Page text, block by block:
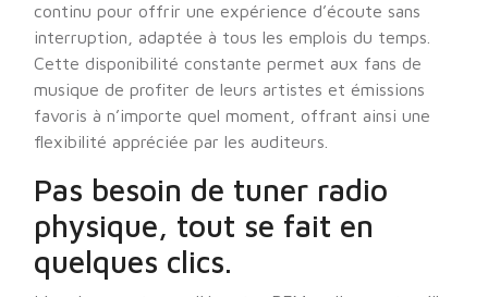
continu pour offrir une expérience d’écoute sans
interruption, adaptée à tous les emplois du temps.
Cette disponibilité constante permet aux fans de
musique de profiter de leurs artistes et émissions
favoris à n’importe quel moment, offrant ainsi une
flexibilité appréciée par les auditeurs.
Pas besoin de tuner radio
physique, tout se fait en
quelques clics.